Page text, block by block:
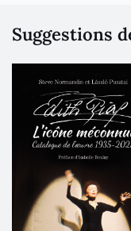
Suggestions